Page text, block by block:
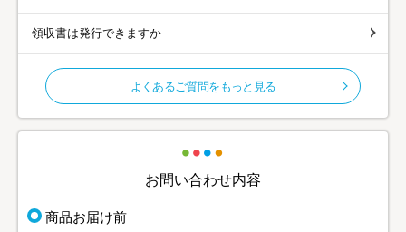
領収書は発行できますか
よくあるご質問をもっと見る
お問い合わせ内容
商品お届け前